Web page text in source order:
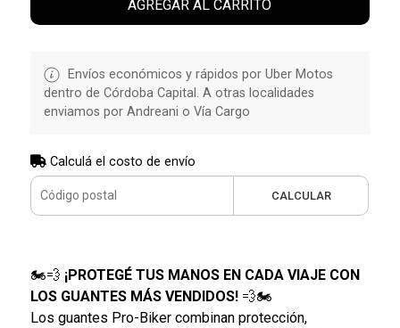
AGREGAR AL CARRITO
Envíos económicos y rápidos por Uber Motos
dentro de Córdoba Capital. A otras localidades
enviamos por Andreani o Vía Cargo
Calculá el costo de envío
CALCULAR
🏍️💨 ¡PROTEGÉ TUS MANOS EN CADA VIAJE CON
LOS GUANTES MÁS VENDIDOS! 💨🏍️
Los guantes Pro-Biker combinan protección,